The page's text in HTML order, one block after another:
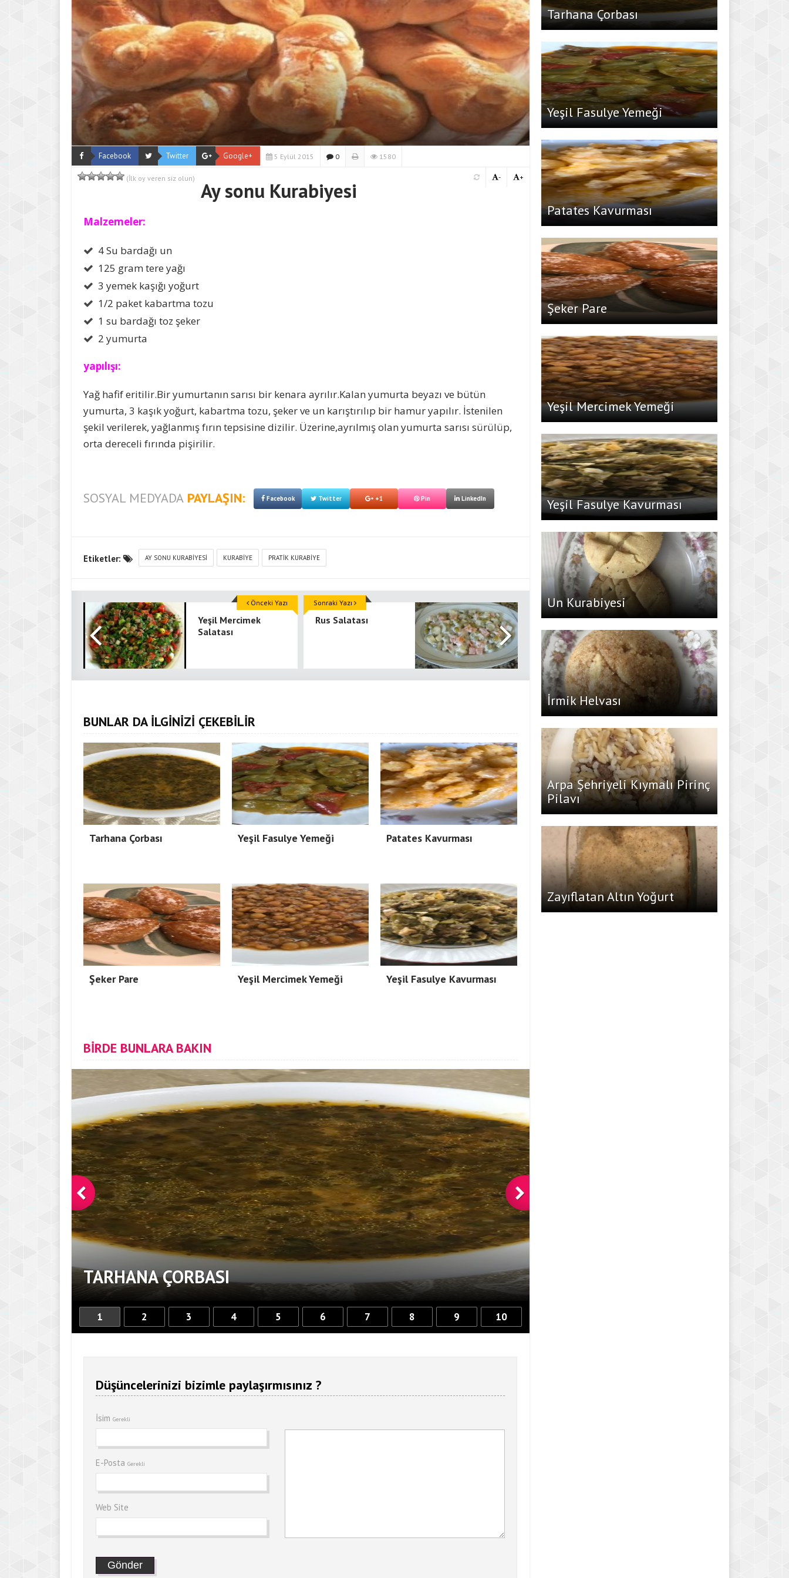
Facebook Twitter Google+ 5 Eylül 2015 0 1580
(İlk oy veren siz olun) +
-
Ay sonu Kurabiyesi
Malzemeler:
4 Su bardağı un
125 gram tere yağı
3 yemek kaşığı yoğurt
1/2 paket kabartma tozu
1 su bardağı toz şeker
2 yumurta
yapılışı:
Yağ hafif eritilir.Bir yumurtanın sarısı bir kenara ayrılır.Kalan yumurta beyazı ve bütün
yumurta, 3 kaşık yoğurt, kabartma tozu, şeker ve un karıştırılıp bir hamur yapılır. İstenilen
şekil verilerek, yağlanmış fırın tepsisine dizilir. Üzerine,ayrılmış olan yumurta sarısı sürülüp,
orta dereceli fırında pişirilir.
SOSYAL MEDYADA PAYLAŞIN: Facebook Twitter +1 Pin LinkedIn
Etiketler: AY SONU KURABIYESI KURABIYE PRATIK KURABIYE
Yeşil Mercimek
Salatası
Önceki Yazı
Rus Salatası
Sonraki Yazı
BUNLAR DA İLGİNİZİ ÇEKEBİLİR
Tarhana Çorbası Yeşil Fasulye Yemeği Patates Kavurması
Şeker Pare Yeşil Mercimek Yemeği Yeşil Fasulye Kavurması
BİRDE BUNLARA BAKIN
TARHANA ÇORBASI
1 2 3 4 5 6 7 8 9 10
Düşüncelerinizi bizimle paylaşırmısınız ?
İsim Gerekli
E-Posta Gerekli
Web Site
Tarhana Çorbası
Yeşil Fasulye Yemeği
Patates Kavurması
Şeker Pare
Yeşil Mercimek Yemeği
Yeşil Fasulye Kavurması
Un Kurabiyesi
İrmik Helvası
Arpa Şehriyeli Kıymalı Pirinç
Pilavı
Zayıflatan Altın Yoğurt